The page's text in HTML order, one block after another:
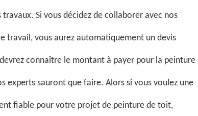
travaux. Si vous décidez de collaborer avec nos
travail, vous aurez automatiquement un devis
connaître le montant à payer pour la peinture
experts sauront que faire. Alors si vous voulez une
fiable pour votre projet de peinture de toit,